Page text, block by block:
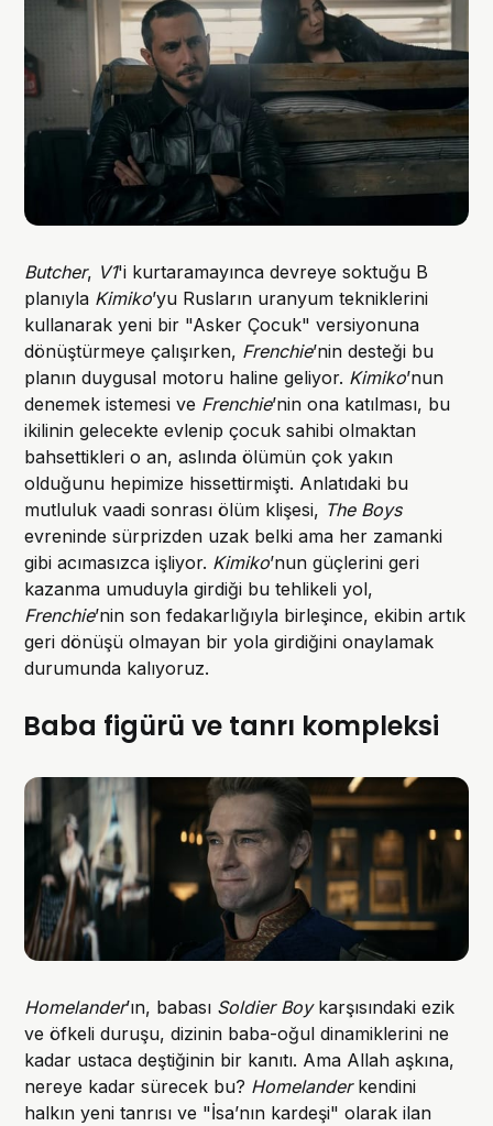
Butcher, V1'i kurtaramayınca devreye soktuğu B
planıyla Kimiko’yu Rusların uranyum tekniklerini
kullanarak yeni bir "Asker Çocuk" versiyonuna
dönüştürmeye çalışırken, Frenchie’nin desteği bu
planın duygusal motoru haline geliyor. Kimiko’nun
denemek istemesi ve Frenchie’nin ona katılması, bu
ikilinin gelecekte evlenip çocuk sahibi olmaktan
bahsettikleri o an, aslında ölümün çok yakın
olduğunu hepimize hissettirmişti. Anlatıdaki bu
mutluluk vaadi sonrası ölüm klişesi, The Boys
evreninde sürprizden uzak belki ama her zamanki
gibi acımasızca işliyor. Kimiko’nun güçlerini geri
kazanma umuduyla girdiği bu tehlikeli yol,
Frenchie’nin son fedakarlığıyla birleşince, ekibin artık
geri dönüşü olmayan bir yola girdiğini onaylamak
durumunda kalıyoruz.
Baba figürü ve tanrı kompleksi
Homelander’ın, babası Soldier Boykarşısındaki ezik
ve öfkeli duruşu, dizinin baba-oğul dinamiklerini ne
kadar ustaca deştiğinin bir kanıtı. Ama Allah aşkına,
nereye kadar sürecek bu? Homelanderkendini
halkın yeni tanrısı ve "İsa’nın kardeşi" olarak ilan